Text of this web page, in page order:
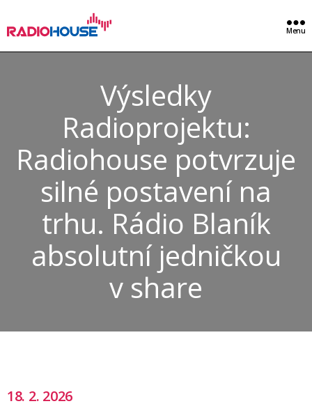
Menu
Výsledky
Radioprojektu:
Radiohouse potvrzuje
silné postavení na
trhu. Rádio Blaník
absolutní jedničkou
v share
18. 2. 2026